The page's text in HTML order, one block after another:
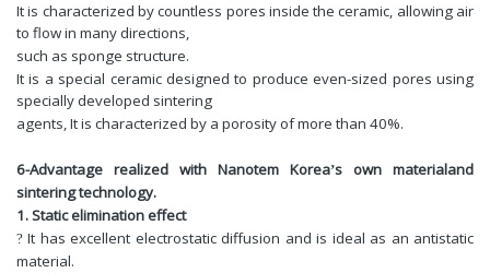
It is characterized by countless pores inside the ceramic, allowing air
to flow in many directions,
such as sponge structure.
It is a special ceramic designed to produce even-sized pores using
specially developed sintering
agents, It is characterized by a porosity of more than 40%.
6-Advantage realized with Nanotem Korea’s own materialand
sintering technology.
1. Static elimination effect
? It has excellent electrostatic diffusion and is ideal as an antistatic
material.